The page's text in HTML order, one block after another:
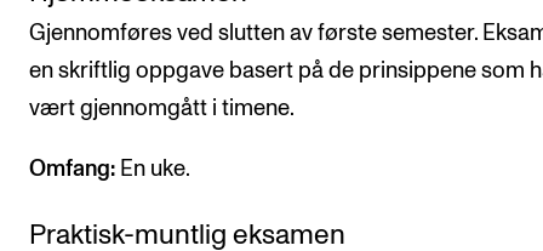
Gjennomføres ved slutten av første semester.
en skriftlig oppgave basert på de prinsippene som
vært gjennomgått i timene.
Omfang: En uke.
Praktisk-muntlig eksamen